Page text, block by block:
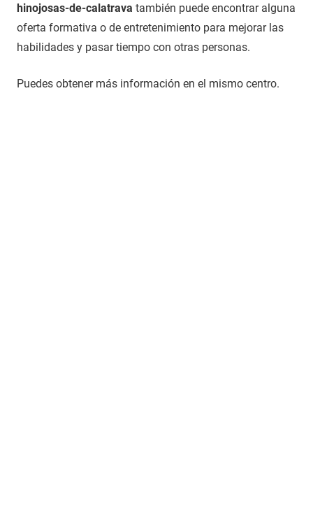
hinojosas-de-calatrava también puede encontrar alguna
oferta formativa o de entretenimiento para mejorar las
habilidades y pasar tiempo con otras personas.
Puedes obtener más información en el mismo centro.